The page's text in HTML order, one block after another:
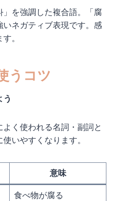
」を強調した複合語。「腐
いネガティブ表現です。感
。
うコツ
う
く使われる名詞・副詞と
いやすくなります。
意味
食べ物が腐る